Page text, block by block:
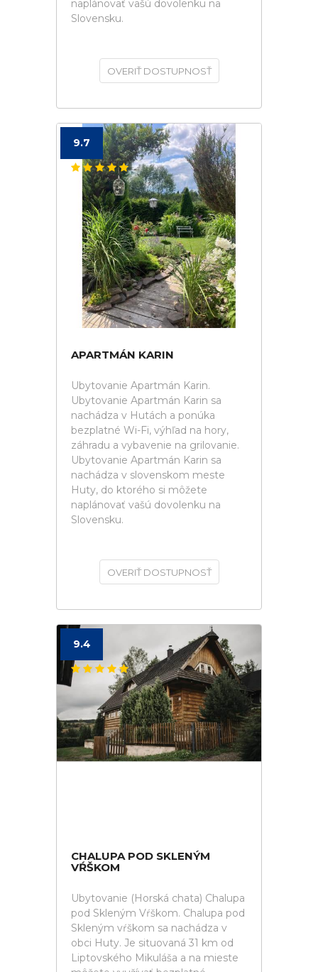
naplánovať vašú dovolenku na
Slovensku.
OVERIŤ DOSTUPNOSŤ
9.7
APARTMÁN KARIN
Ubytovanie Apartmán Karin.
Ubytovanie Apartmán Karin sa
nachádza v Hutách a ponúka
bezplatné Wi-Fi, výhľad na hory,
záhradu a vybavenie na grilovanie.
Ubytovanie Apartmán Karin sa
nachádza v slovenskom meste
Huty, do ktorého si môžete
naplánovať vašú dovolenku na
Slovensku.
OVERIŤ DOSTUPNOSŤ
9.4
CHALUPA POD SKLENÝM
VŔŠKOM
Ubytovanie (Horská chata) Chalupa
pod Skleným Vŕškom. Chalupa pod
Skleným vŕškom sa nachádza v
obci Huty. Je situovaná 31 km od
Liptovského Mikuláša a na mieste